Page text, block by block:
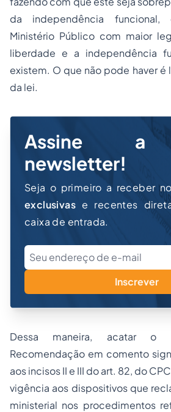
da independência
Ministério Público com maior
liberdade e a independência
existem. O que não pode haver
da lei.
Assine a
newsletter!
Seja o primeiro a receber
exclusivas e recentes
caixa de entrada.
Inscrever
Dessa maneira, acatar o
Recomendação em comento
aos incisos II e III do art. 82, do
vigência aos dispositivos que
ministerial nos procedimentos